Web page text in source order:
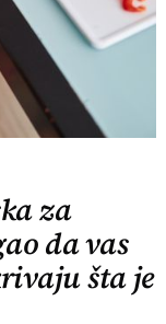
za
da vas
šta je